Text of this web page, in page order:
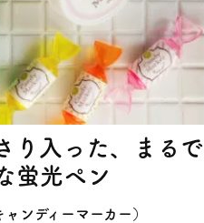
り入った、まるで
蛍光ペン
ンディーマーカー）